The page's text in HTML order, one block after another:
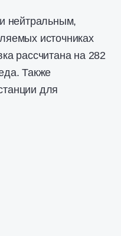
нейтральным,
источниках
рассчитана на 282
Также
для